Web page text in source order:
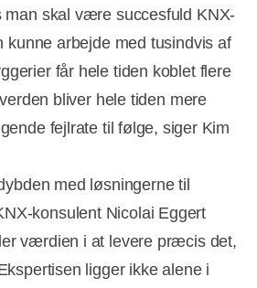
man skal være succesfuld KNX-
kunne arbejde med tusindvis af
får hele tiden koblet flere
bliver hele tiden mere
fejlrate til følge, siger Kim
med løsningerne til
konsulent Nicolai Eggert
værdien i at levere præcis det,
ligger ikke alene i